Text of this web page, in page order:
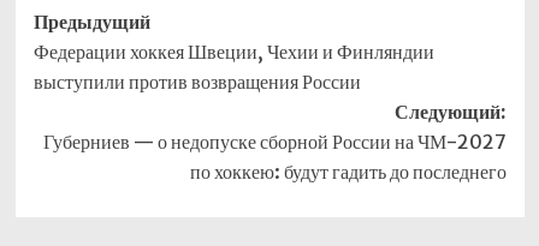
Навигация
записи
Предыдущий
Федерации хоккея Швеции, Чехии и Финляндии
выступили против возвращения России
Следующий:
Губерниев — о недопуске сборной России на ЧМ-2027
по хоккею: будут гадить до последнего